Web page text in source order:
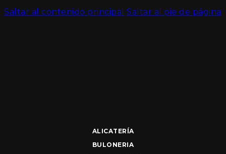
Saltar al contenido principal Saltar al pie de página
ALICATERÍA
BULONERIA